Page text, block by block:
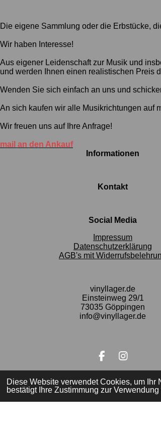
Diese Website verwendet Cookies, um
bestätigt Ihre Zustimmung zur
Die eigene Sammlung oder die Erbstücke,
Wir haben Interesse!
Aus eigener Leidenschaft zur Musik und
und werden Ihnen einen realistischen Preis
Wenden Sie sich einfach an uns und
An sich kaufen wir alle Musikrichtungen auf
Wir freuen uns auf Ihre Anfrage!
mail an den Ankauf
Informationen
Kontakt
Social Media
Impressum
Datenschutzerklärung
AGB's mit
vinyllager.de
Einsteinweg 29/1
73035 Göppingen
info@vinyllager.de
F
a
c
e
I
n
s
t
Teilen Teilen Teilen
© 2023 - 2026 vinyllager.de